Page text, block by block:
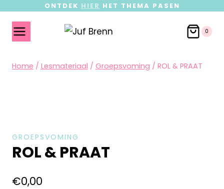
ONTDEK HIER HET THEMA PASEN
0
Home / Lesmateriaal / Groepsvoming / ROL & PRAAT
GROEPSVOMING
ROL & PRAAT
€0,00